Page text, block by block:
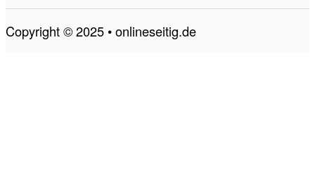
Copyright © 2025 • onlineseitig.de